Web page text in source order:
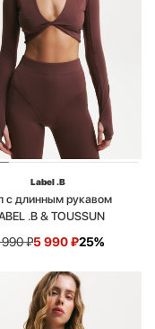
Label .B
с длинным рукавом
.B & TOUSSUN
990₽5 990₽25%